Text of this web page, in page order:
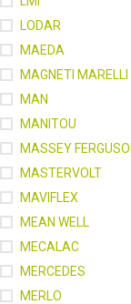
LODAR
MAEDA
MAGNETI MARELLI
MAN
MANITOU
MASSEY
MASTERVOLT
MAVIFLEX
MEAN WELL
MECALAC
MERCEDES
MERLO